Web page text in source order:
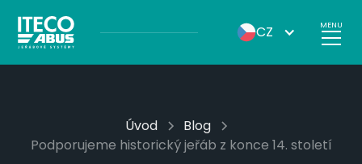
CZ MENU
Úvod
Blog
Podporujeme historický jeřáb z konce 14. století